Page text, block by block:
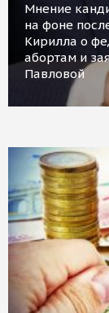
Мнение
на фоне
Кирилла о
абортам и
Павловой